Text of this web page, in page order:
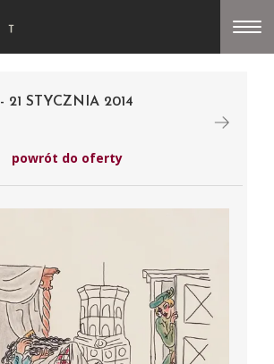
- 21 STYCZNIA 2014
powrót do oferty